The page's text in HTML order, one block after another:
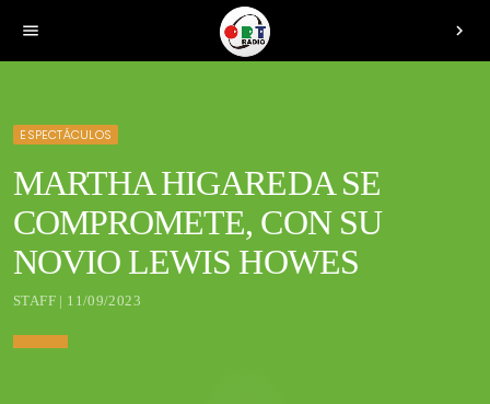
menu chevron_right
ESPECTÁCULOS
MARTHA HIGAREDA SE
COMPROMETE, CON SU
NOVIO LEWIS HOWES
STAFF | 11/09/2023